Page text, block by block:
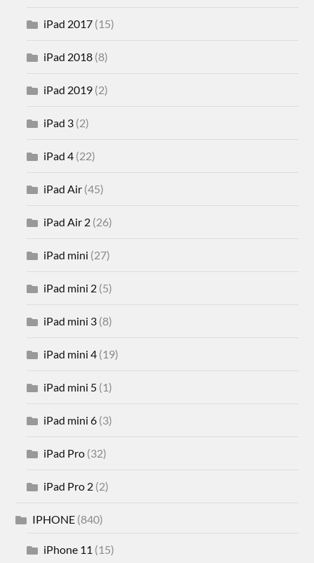
iPad 2017 (15)
iPad 2018 (8)
iPad 2019 (2)
iPad 3 (2)
iPad 4 (22)
iPad Air (45)
iPad Air 2 (26)
iPad mini (27)
iPad mini 2 (5)
iPad mini 3 (8)
iPad mini 4 (19)
iPad mini 5 (1)
iPad mini 6 (3)
iPad Pro (32)
iPad Pro 2 (2)
IPHONE (840)
iPhone 11 (15)